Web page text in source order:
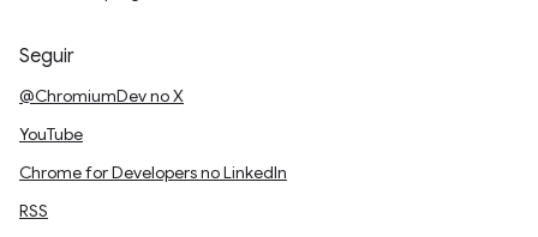
Seguir
@ChromiumDev no X
YouTube
Chrome for Developers no LinkedIn
RSS